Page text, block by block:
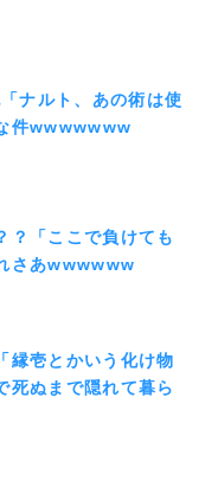
ナルト、あの術は使
件wwwwwww
？「ここで負けても
さあwwwwww
縁壱とかいう化け物
死ぬまで隠れて暮ら